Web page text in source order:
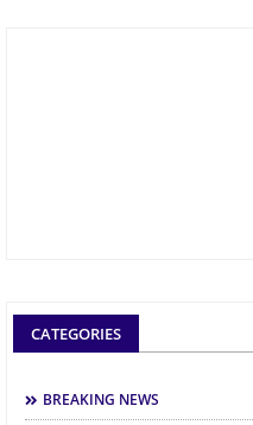
CATEGORIES
BREAKING NEWS